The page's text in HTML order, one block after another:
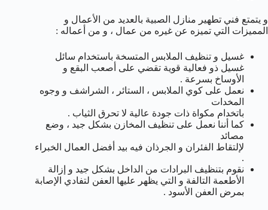
و يتمتع فني تطهير منازل الصبية بالعديد من الأعمال و
المميزات التي تميزه عن غيره من عمال ، و من أعماله :
غسيل و تنظيف الملابس المتسخة باستخدام سائل
غسيل ذو فعالية قوية تقضي على أصعب البقع و
الأوساخ بسرعة .
نعمل على كوي الملابس ، الستائر ، الشراشف و وجوه
المخدات
باتخدام مكواة ذات جودة عالية لا تحرق الثياب .
كما أننا نعمل على تنظيف المخازن بشكل جيد ، وضع
مصائد
لإلتقاط الفئران و الجرذان فيه بيد أفضل العمال الخبراء
.
نقوم بتنظيف البرادات من الداخل بشكل جيد و إزالة
الأطعمة التالفة و التي يظهر عليها العفن لتفادي الإصابة
بمرض العفن الأسود .